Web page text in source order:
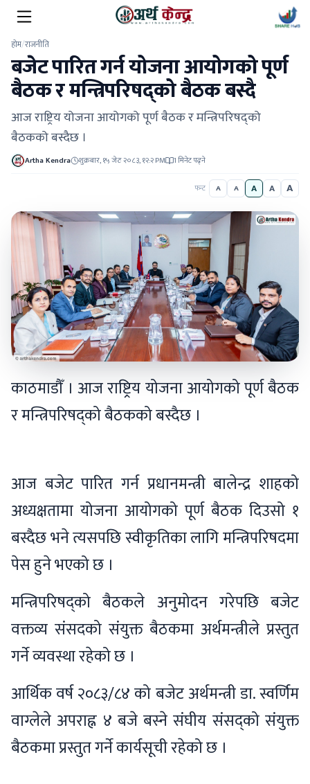
होम/राजनीति
बजेट पारित गर्न योजना आयोगको पूर्ण
बैठक र मन्त्रिपरिषद्को बैठक बस्दै
आज राष्ट्रिय योजना आयोगको पूर्ण बैठक र मन्त्रिपरिषद्को
बैठकको बस्दैछ ।
Artha Kendra शुक्रबार, १५ जेठ २०८३, १२:२ PM 1 मिनेट पढ्ने
फन्ट A A A A A
काठमाडौँ । आज राष्ट्रिय योजना आयोगको पूर्ण बैठक
र मन्त्रिपरिषद्को बैठकको बस्दैछ ।
आज बजेट पारित गर्न प्रधानमन्त्री बालेन्द्र शाहको
अध्यक्षतामा योजना आयोगको पूर्ण बैठक दिउसो १
बस्दैछ भने त्यसपछि स्वीकृतिका लागि मन्त्रिपरिषदमा
पेस हुने भएको छ ।
मन्त्रिपरिषद्को बैठकले अनुमोदन गरेपछि बजेट
वक्तव्य संसदको संयुक्त बैठकमा अर्थमन्त्रीले प्रस्तुत
गर्ने व्यवस्था रहेको छ ।
आर्थिक वर्ष २०८३/८४ को बजेट अर्थमन्त्री डा. स्वर्णिम
वाग्लेले अपराह्न ४ बजे बस्ने संघीय संसद्को संयुक्त
बैठकमा प्रस्तुत गर्ने कार्यसूची रहेको छ ।